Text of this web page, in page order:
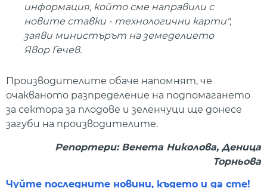
информация, който сме направили с
новите ставки - технологични карти",
заяви министърът на земеделието
Явор Гечев.
Производителите обаче напомнят, че
очакваното разпределение на подпомагането
за сектора за плодове и зеленчуци ще донесе
загуби на производителите.
Репортери: Венета Николова, Деница
Торньова
Чуйте последните новини, където и да сте!